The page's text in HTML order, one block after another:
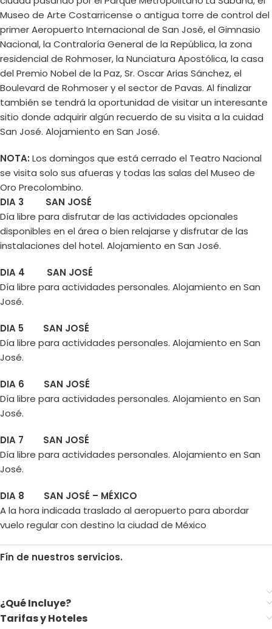
Museo de Arte Costarricense o antigua torre de control del
primer Aeropuerto Internacional de San José, el Gimnasio
Nacional, la Contraloría General de la República, la zona
residencial de Rohmoser, la Nunciatura Apostólica, la casa
del Premio Nobel de la Paz, Sr. Oscar Arias Sánchez, el
Boulevard de Rohmoser y el sector de Pavas. Al finalizar
también se tendrá la oportunidad de visitar un interesante
sitio donde adquirir algún recuerdo de su visita a la cuidad
San José. Alojamiento en San José.
NOTA: Los domingos que está cerrado el Teatro Nacional
se visita solo sus afueras y todas las salas del Museo de
Oro Precolombino.
DIA 3 SAN JOSÉ
Día libre para disfrutar de las actividades opcionales
disponibles en el área o bien relajarse y disfrutar de las
instalaciones del hotel. Alojamiento en San José.
DIA 4 SAN JOSÉ
Día libre para actividades personales. Alojamiento en San
José.
DIA 5 SAN JOSÉ
Día libre para actividades personales. Alojamiento en San
José.
DIA 6 SAN JOSÉ
Día libre para actividades personales. Alojamiento en San
José.
DIA 7 SAN JOSÉ
Día libre para actividades personales. Alojamiento en San
José.
DIA 8 SAN JOSÉ – MÉXICO
A la hora indicada traslado al aeropuerto para abordar
vuelo regular con destino la ciudad de México
Fín de nuestros servicios.
¿Qué Incluye?
Tarifas y Hoteles